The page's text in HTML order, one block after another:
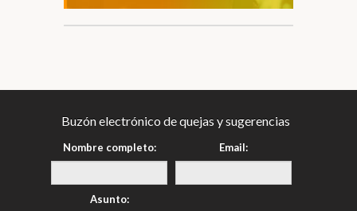
Buzón electrónico de quejas y sugerencias
Nombre completo: Email:
Asunto: